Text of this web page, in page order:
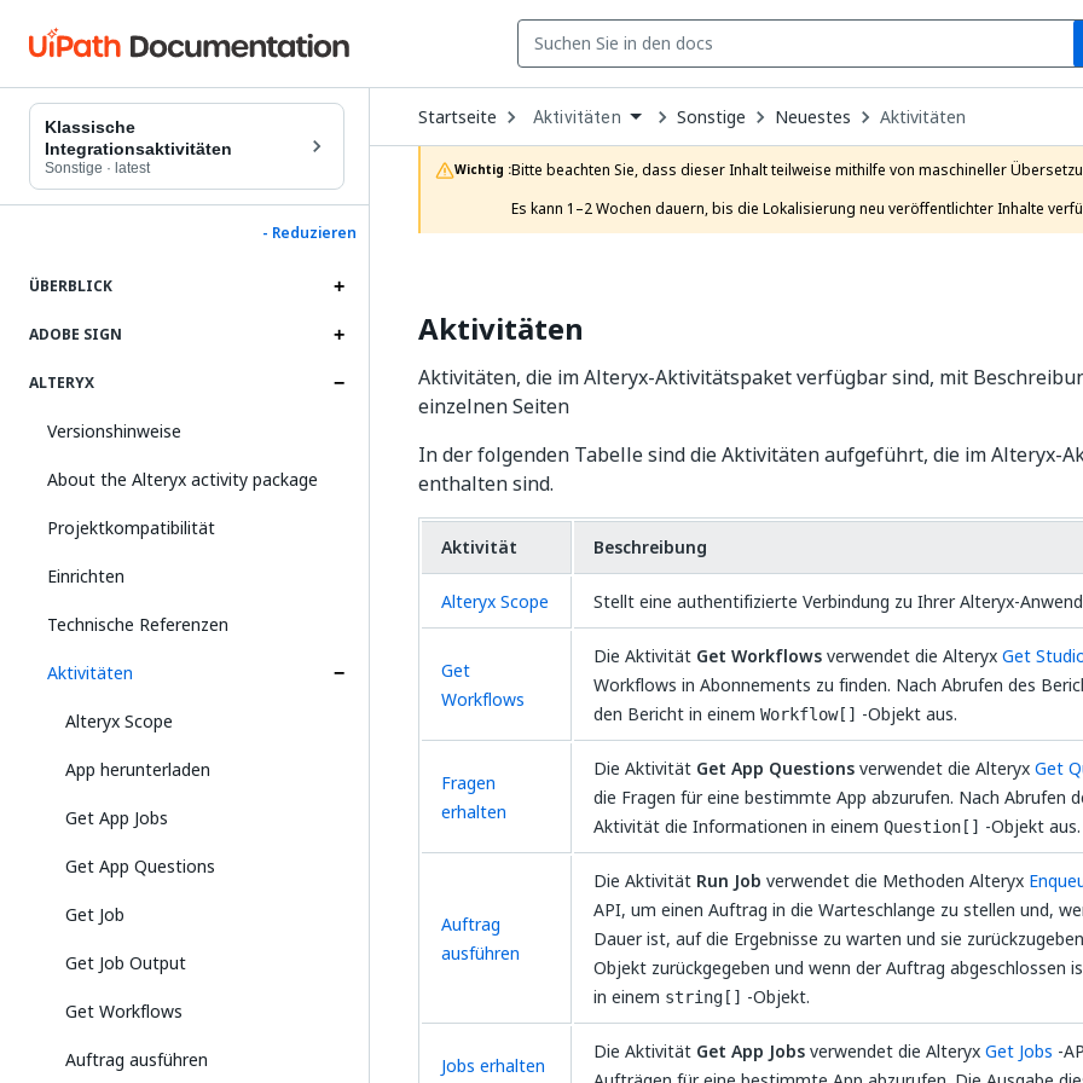
Klassische
Integrationsaktivitäten
Sonstige · latest
- Reduzieren
ÜBERBLICK
ADOBE SIGN
ALTERYX
Versionshinweise
About the Alteryx activity package
Projektkompatibilität
Einrichten
Technische Referenzen
Aktivitäten
Alteryx Scope
App herunterladen
Get App Jobs
Get App Questions
Get Job
Get Job Output
Get Workflows
Auftrag ausführen
Startseite Open
Dropdown
to
choose
product
Aktivitäten Sonstige Neuestes Aktivitäten
Wichtig :Bitte beachten Sie, dass dieser Inhalt teilweise mithilfe von maschineller
Es kann 1–2 Wochen dauern, bis die Lokalisierung neu veröffentlichter Inhalte
Aktivitäten
Aktivitäten, die im Alteryx-Aktivitätspaket verfügbar sind, mit
einzelnen Seiten
In der folgenden Tabelle sind die Aktivitäten aufgeführt, die im Alteryx-
enthalten sind.
Aktivität Beschreibung
Alteryx Scope Stellt eine authentifizierte Verbindung zu Ihrer Alteryx-
Get
Workflows
Die Aktivität Get Workflowsverwendet die AlteryxGet
Workflows in Abonnements zu finden. Nach Abrufen des
den Bericht in einem Workflow[] -Objekt aus.
Fragen
erhalten
Die Aktivität Get App Questionsverwendet die AlteryxGet
die Fragen für eine bestimmte App abzurufen. Nach Abrufen
Aktivität die Informationen in einem Question[] -Objekt aus.
Auftrag
ausführen
Die Aktivität Run Job verwendet die Methoden Alteryx
API, um einen Auftrag in die Warteschlange zu stellen und,
Dauer ist, auf die Ergebnisse zu warten und sie
Objekt zurückgegeben und wenn der Auftrag abgeschlossen
in einem string[] -Objekt.
Jobs erhalten
Die Aktivität Get App Jobsverwendet die AlteryxGet Jobs -